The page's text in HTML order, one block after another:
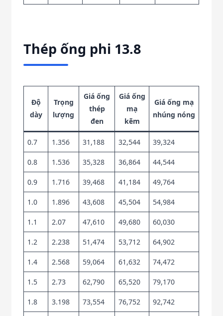
Thép ống phi 13.8
Độ
dày
Trọng
lượng
Giá ống
thép
đen
Giá ống
mạ
kẽm
Giá ống mạ
nhúng nóng
0.7 1.356 31,188 32,544 39,324
0.8 1.536 35,328 36,864 44,544
0.9 1.716 39,468 41,184 49,764
1.0 1.896 43,608 45,504 54,984
1.1 2.07 47,610 49,680 60,030
1.2 2.238 51,474 53,712 64,902
1.4 2.568 59,064 61,632 74,472
1.5 2.73 62,790 65,520 79,170
1.8 3.198 73,554 76,752 92,742